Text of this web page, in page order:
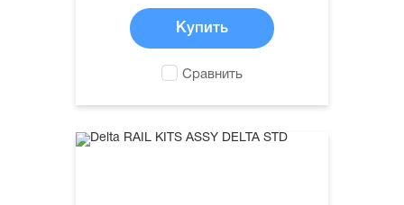
Купить
Сравнить